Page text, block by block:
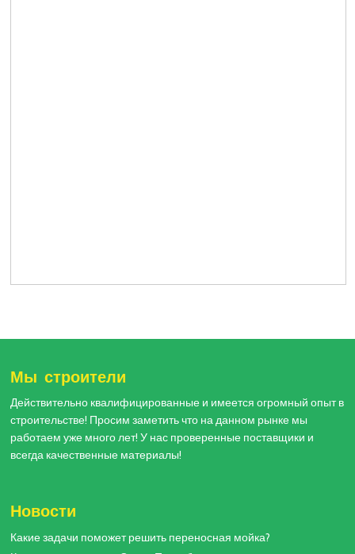
Мы строители
Действительно квалифицированные и имеется огромный опыт в
строительстве! Просим заметить что на данном рынке мы
работаем уже много лет! У нас проверенные поставщики и
всегда качественные материалы!
Новости
Какие задачи поможет решить переносная мойка?